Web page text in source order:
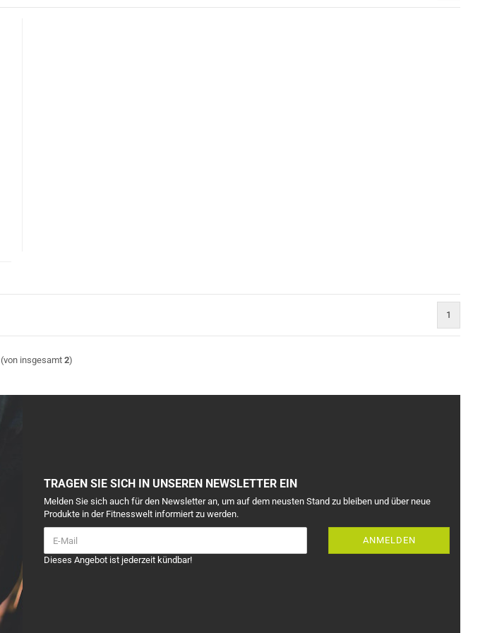
1
(von insgesamt 2)
TRAGEN SIE SICH IN UNSEREN NEWSLETTER EIN
Melden Sie sich auch für den Newsletter an, um auf dem neusten Stand zu bleiben und über neue
Produkte in der Fitnesswelt informiert zu werden.
ANMELDEN
Dieses Angebot ist jederzeit kündbar!